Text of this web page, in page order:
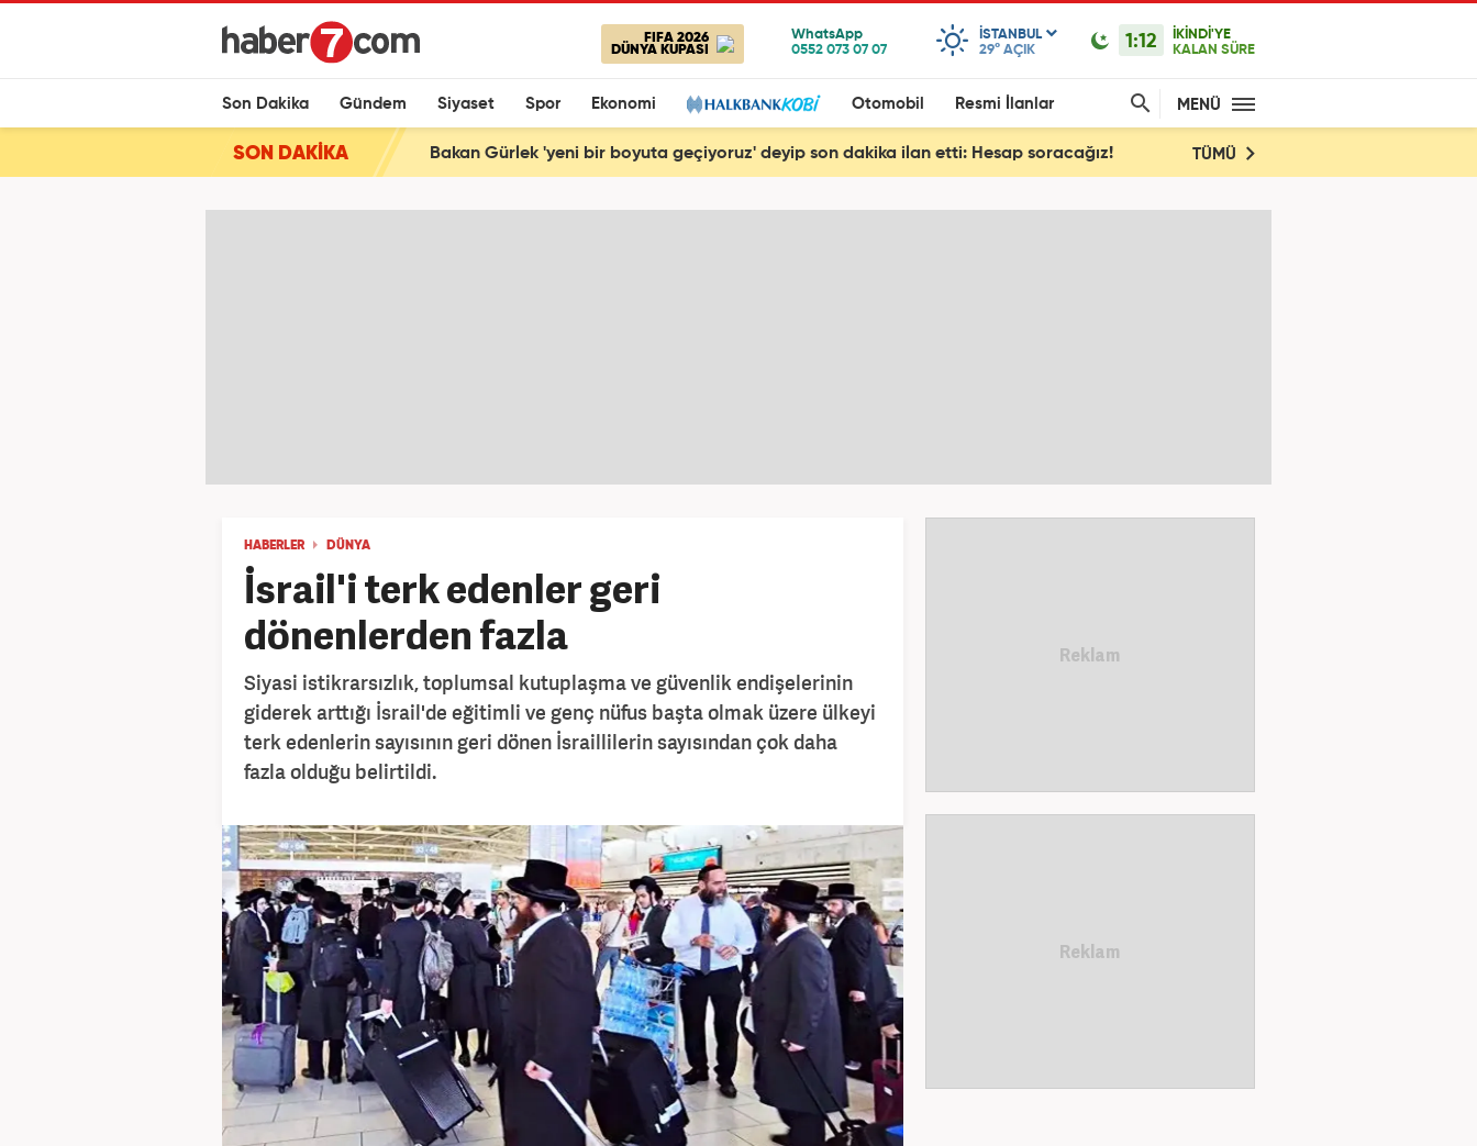
FIFA 2026
DÜNYA KUPASI
ISTANBUL
29° AÇIK 1:12
İKİNDİ'YE
KALAN SÜRE
Son Dakika Gündem Siyaset Spor Ekonomi Otomobil Resmi İlanlar MENÜ
SON DAKİKA Bakan Gürlek 'yeni bir boyuta geçiyoruz' deyip son dakika ilan etti: Hesap soracağız! TÜMÜ
HABERLER DÜNYA
İsrail'i terk edenler geri
dönenlerden fazla
Siyasi istikrarsızlık, toplumsal kutuplaşma ve güvenlik endişelerinin
giderek arttığı İsrail'de eğitimli ve genç nüfus başta olmak üzere ülkeyi
terk edenlerin sayısının geri dönen İsraillilerin sayısından çok daha
fazla olduğu belirtildi.